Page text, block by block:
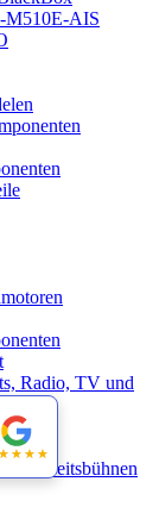
AIS
Radio, TV und
Arbeitsbühnen